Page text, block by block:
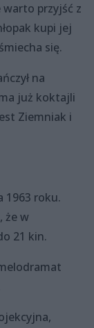
przyjść z
kupi jej
się.
na
już koktajli
Ziemniak i
1963 roku.
że w
21 kin.